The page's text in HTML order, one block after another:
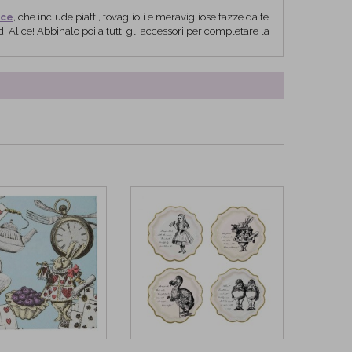
, che include piatti, tovaglioli e meravigliose tazze da tè
Abbinalo poi a tutti gli accessori per completare la
festa… e poi rimangono come ricordo! Ti
ad altri nei colorai rosa e azzurro pastello, che si
per i bambini durante la festa e complemento della